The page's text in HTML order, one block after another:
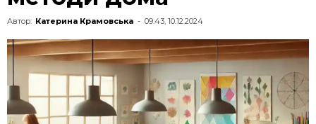
Автор: Катерина Крамовська - 09:43, 10.12.2024